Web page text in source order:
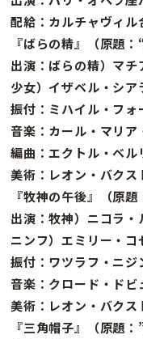
配給：カルチャヴィ
『ばらの精』（原題
出演：ばらの精）マチ
少女）イザベル・シア
振付：ミハイル・フォ
音楽：カール・マリ
編曲：エクトル・ベル
美術：レオン・バクス
『牧神の午後』（原
出演：牧神）ニコラ・
ニンフ）エミリー・コ
振付：ワツラフ・ニジ
音楽：クロード・ドビ
美術：レオン・バクス
『三角帽子』（原題